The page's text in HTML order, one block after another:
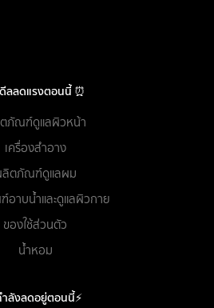
ลลดแรงตอนนี้ ⏰
ภัณฑ์ดูแลผิวหน้า
เครื่องสำอาง
ตภัณฑ์ดูแลผม
าบน้ำและดูแลผิวกาย
ของใช้ส่วนตัว
น้ำหอม
ำลังลดอยู่ตอนนี้⚡